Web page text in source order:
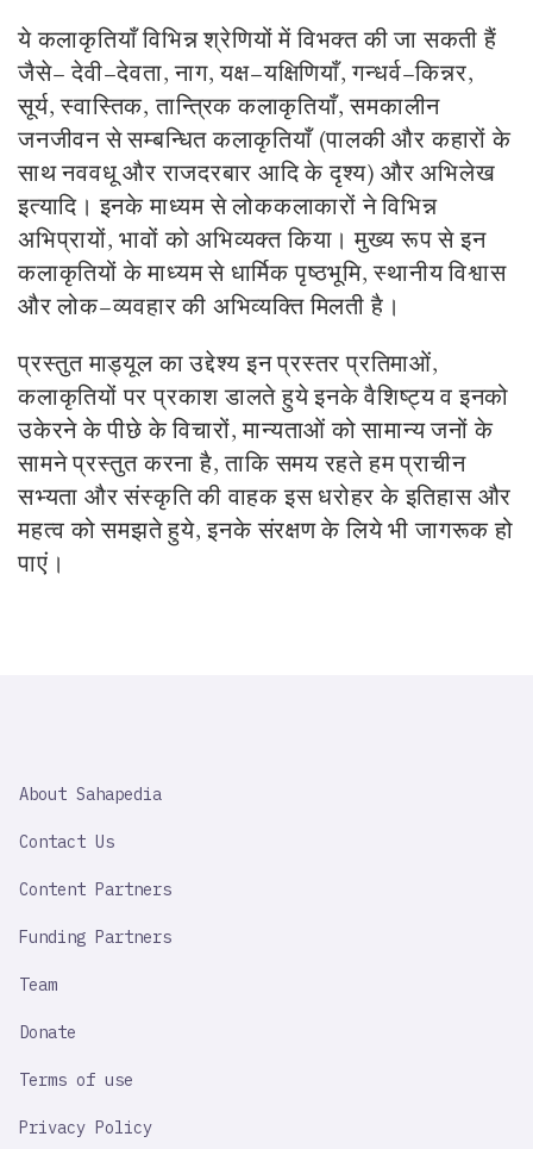
ये कलाकृतियाँ विभिन्न श्रेणियों में विभक्त की जा सकती हैं
जैसे– देवी–देवता, नाग, यक्ष–यक्षिणियाँ, गन्धर्व–किन्नर,
सूर्य, स्वास्तिक, तान्त्रिक कलाकृतियाँ, समकालीन
जनजीवन से सम्बन्धित कलाकृतियाँ (पालकी और कहारों के
साथ नववधू और राजदरबार आदि के दृश्य) और अभिलेख
इत्यादि। इनके माध्यम से लोककलाकारों ने विभिन्न
अभिप्रायों, भावों को अभिव्यक्त किया। मुख्य रूप से इन
कलाकृतियों के माध्यम से धार्मिक पृष्ठभूमि, स्थानीय विश्वास
और लोक–व्यवहार की अभिव्यक्ति मिलती है।
प्रस्तुत माड्यूल का उद्देश्य इन प्रस्तर प्रतिमाओं,
कलाकृतियों पर प्रकाश डालते हुये इनके वैशिष्ट्यवइनको
उकेरने के पीछे के विचारों, मान्यताओं को सामान्य जनों के
सामने प्रस्तुत करना है, ताकि समय रहते हम प्राचीन
सभ्यता और संस्कृति की वाहक इस धरोहर के इतिहास और
महत्व को समझते हुये, इनके संरक्षण के लिये भी जागरूक हो
पाएं।
IMPORTANT
About Sahapedia
Contact Us
Content Partners
Funding Partners
Team
Donate
Terms of use
Privacy Policy